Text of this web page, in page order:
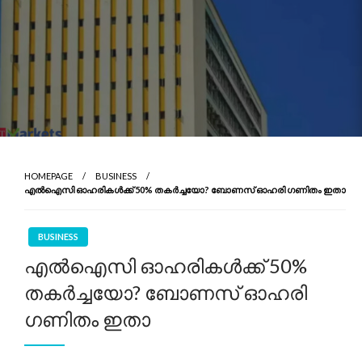
HOMEPAGE
BUSINESS
എൽഐസി ഓഹരികൾക്ക് 50% തകർച്ചയോ? ബോണസ് ഓഹരി ഗണിതം ഇതാ
BUSINESS
എൽഐസി ഓഹരികൾക്ക് 50%
തകർച്ചയോ? ബോണസ് ഓഹരി
ഗണിതം ഇതാ